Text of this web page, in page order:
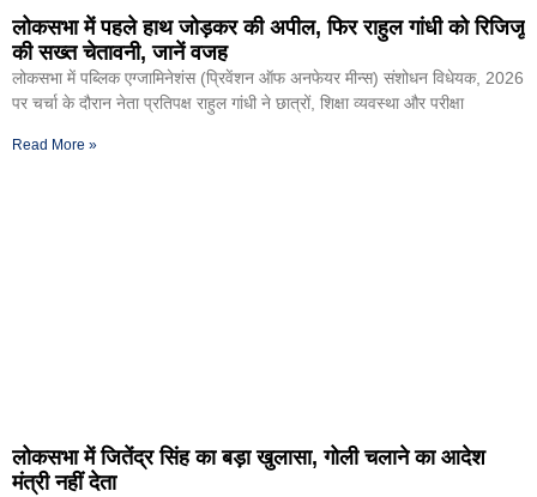
लोकसभा में पहले हाथ जोड़कर की अपील, फिर राहुल गांधी को रिजिजू
की सख्त चेतावनी, जानें वजह
लोकसभा में पब्लिक एग्जामिनेशंस (प्रिवेंशन ऑफ अनफेयर मीन्स) संशोधन विधेयक, 2026
पर चर्चा के दौरान नेता प्रतिपक्ष राहुल गांधी ने छात्रों, शिक्षा व्यवस्था और परीक्षा
Read More »
लोकसभा में जितेंद्र सिंह का बड़ा खुलासा, गोली चलाने का आदेश
मंत्री नहीं देता